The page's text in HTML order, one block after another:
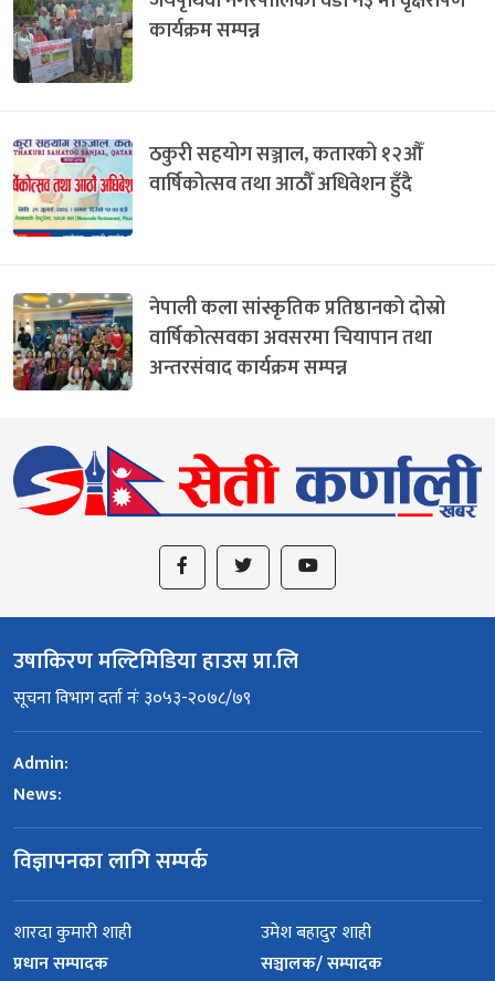
कार्यक्रम सम्पन्न
ठकुरी सहयोग सञ्जाल, कतारको १२औँ
वार्षिकोत्सव तथा आठौँ अधिवेशन हुँदै
नेपाली कला सांस्कृतिक प्रतिष्ठानको दोस्रो
वार्षिकोत्सवका अवसरमा चियापान तथा
अन्तरसंवाद कार्यक्रम सम्पन्न
उषाकिरण मल्टिमिडिया हाउस प्रा.लि
सूचना विभाग दर्ता नंः ३०५३-२०७८/७९
Admin:
News:
विज्ञापनका लागि सम्पर्क
शारदा कुमारी शाही
प्रधान सम्पादक
उमेश बहादुर शाही
सञ्चालक/ सम्पादक